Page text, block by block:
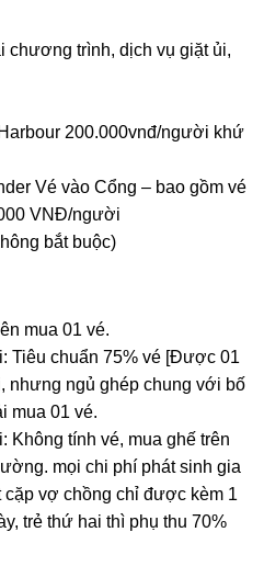
chương trình, dịch vụ giặt ủi,
200.000vnđ/người khứ
Vé vào Cổng – bao gồm vé
VNĐ/người
bắt buộc)
mua 01 vé.
Tiêu chuẩn 75% vé [Được 01
nhưng ngủ ghép chung với bố
mua 01 vé.
Không tính vé, mua ghế trên
mọi chi phí phát sinh gia
cặp vợ chồng chỉ được kèm 1
trẻ thứ hai thì phụ thu 70%